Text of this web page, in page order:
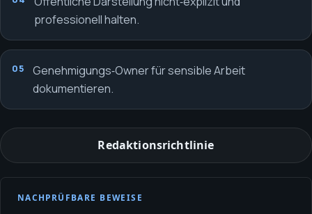
professionell halten.
Genehmigungs‑Owner für sensible Arbeit
dokumentieren.
Redaktionsrichtlinie
NACHPRÜFBARE BEWEISE